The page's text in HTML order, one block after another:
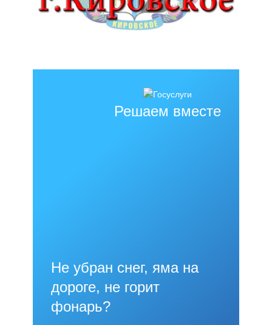
Решаем вместе
Не убран снег, яма на
дороге, не горит
фонарь?